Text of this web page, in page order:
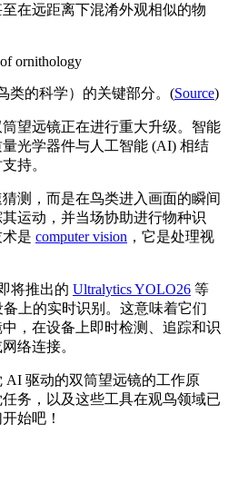
在远距离下混淆外观相似的物
类的科学）的关键部分。(Source)
望远镜正在进行重大升级。智能
光学器件与人工智能 (AI) 相结
持。
测，而是在鸟类进入画面的瞬间
运动，并当场协助进行物种识
是 computer vision ，它是处理视
将推出的 Ultralytics YOLO26 等
上的实时识别。这意味着它们
，在设备上即时检测、追踪和识
络连接。
AI 驱动的双筒望远镜的工作原
务，以及这些工具在观鸟领域已
始吧！